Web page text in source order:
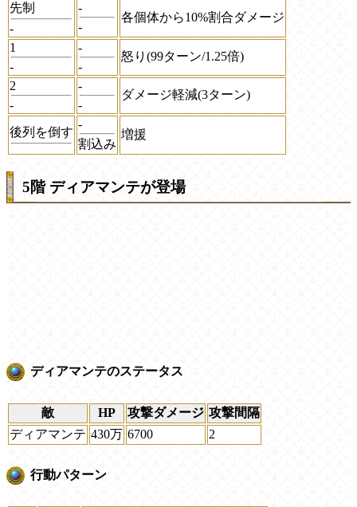
先制
-
-
-
各個体から10%割合ダメージ
1
-
-
-
怒り(99ターン/1.25倍)
2
-
-
-
ダメージ軽減(3ターン)
後列を倒す
-
割込み
増援
5階 ディアマンテが登場
ディアマンテのステータス
敵 HP 攻撃ダメージ 攻撃間隔
ディアマンテ 430万 6700 2
行動パターン